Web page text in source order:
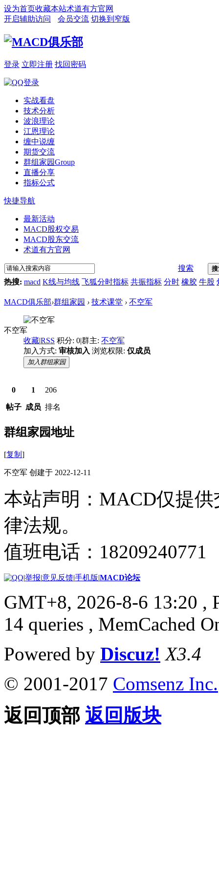
设为首页收藏本站术道有方官网
开启辅助访问
会员交流 切换到窄版
登录 立即注册 找回密码
实战看盘
技术分析
波浪理论
江恩理论
缠中说缠
期货交流
群组家园Group
直播分享
指标公式
快捷导航
最新活动
MACD股权交易
MACD股东交流
术道有方官网
搜索
热搜: macd K线与均线 飞狐分时指标 共振指标 分时 橡胶 牛股
MACD俱乐部›群组家园 › 技术课堂 › 不空军
不空军
收藏|RSS 积分: 0|群主: 不空军
加入方式: 审核加入 浏览权限: 仅成员
加入群组家园
0
帖子
1
成员
206
排名
群组家园地址
[复制 ]
不空军 创建于 2022-12-11
本站声明：MACD仅提
律法规。
值班电话：
|举报|意见反馈|手机版|MACD论坛
GMT+8, 2026-8-6 13:20 ,
14 queries , MemCached
Powered by Discuz! X3.4
© 2001-2017 Comsenz Inc.
返回顶部 返回版块